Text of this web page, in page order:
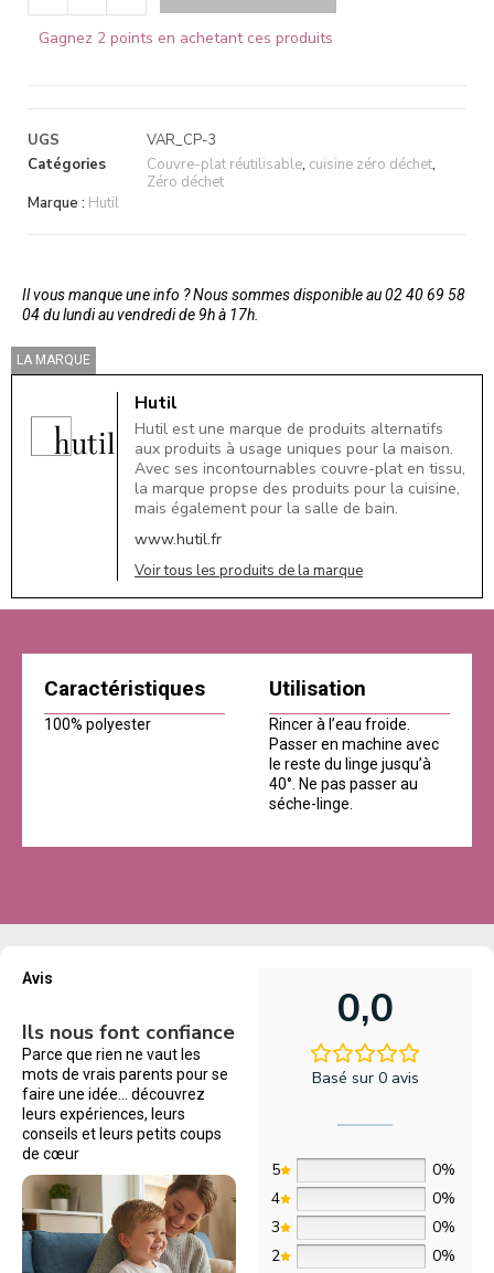
Gagnez 2 points en achetant ces produits
UGS
VAR_CP-3
Catégories
Couvre-plat réutilisable, cuisine zéro déchet,
Zéro déchet
Marque : Hutil
Il vous manque une info ? Nous sommes disponible au 02 40 69 58
04 du lundi au vendredi de 9h à 17h.
LA MARQUE
Hutil
Hutil est une marque de produits alternatifs
aux produits à usage uniques pour la maison.
Avec ses incontournables couvre-plat en tissu,
la marque propse des produits pour la cuisine,
mais également pour la salle de bain.
www.hutil.fr
Voir tous les produits de la marque
Caractéristiques
100% polyester
Utilisation
Rincer à l’eau froide.
Passer en machine avec
le reste du linge jusqu’à
40°. Ne pas passer au
séche-linge.
Avis
Ils nous font confiance
Parce que rien ne vaut les
mots de vrais parents pour se
faire une idée… découvrez
leurs expériences, leurs
conseils et leurs petits coups
de cœur
0,0
Basé sur 0 avis
5
0%
4
0%
3
0%
2
0%